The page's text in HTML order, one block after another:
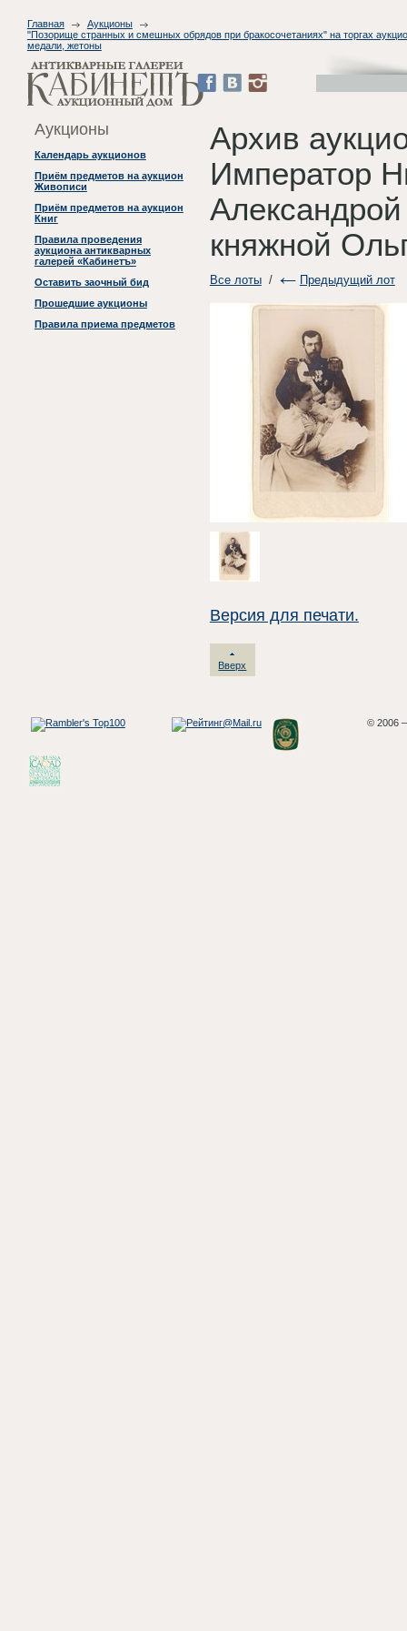
Главная
Аукционы
"Позорище странных и смешных обрядов при бракосочетаниях" на торгах
медали, жетоны
Аукционы
Календарь аукционов
Приём предметов на аукцион
Живописи
Приём предметов на аукцион
Книг
Правила проведения
аукциона антикварных
галерей «Кабинетъ»
Оставить заочный бид
Прошедшие аукционы
Правила приема предметов
Архив
Император
княжной
Все лоты/ Предыдущий лот
Версия для печати.
Вверх
© 2006